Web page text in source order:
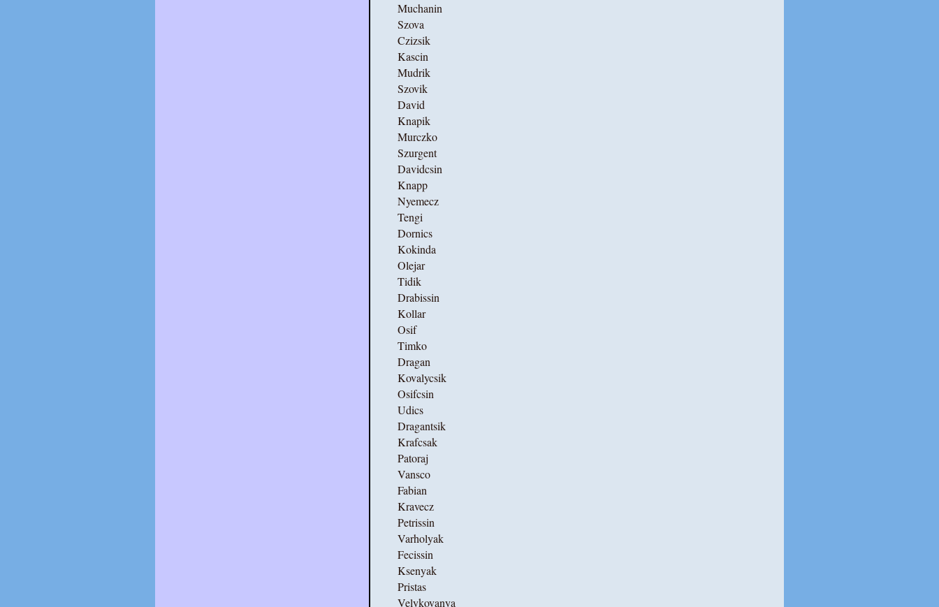
Muchanin
Szova
Czizsik
Kascin
Mudrik
Szovik
David
Knapik
Murczko
Szurgent
Davidcsin
Knapp
Nyemecz
Tengi
Dornics
Kokinda
Olejar
Tidik
Drabissin
Kollar
Osif
Timko
Dragan
Kovalycsik
Osifcsin
Udics
Dragantsik
Krafcsak
Patoraj
Vansco
Fabian
Kravecz
Petrissin
Varholyak
Fecissin
Ksenyak
Pristas
Velykovanya